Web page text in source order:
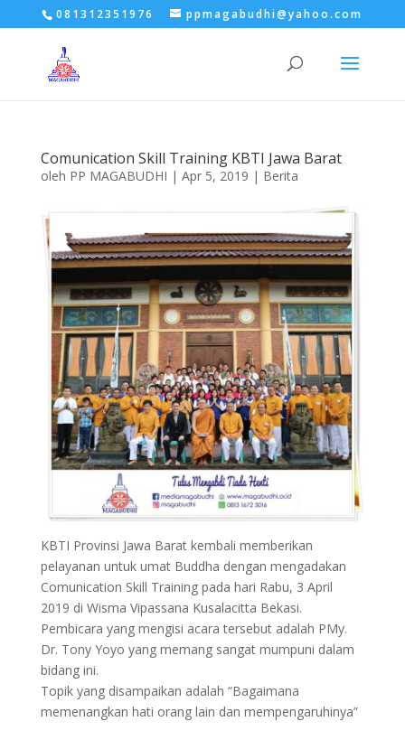
081312351976 ppmagabudhi@yahoo.com
Comunication Skill Training KBTI Jawa Barat
oleh PP MAGABUDHI | Apr 5, 2019 | Berita
KBTI Provinsi Jawa Barat kembali memberikan
pelayanan untuk umat Buddha dengan mengadakan
Comunication Skill Training pada hari Rabu, 3 April
2019 di Wisma Vipassana Kusalacitta Bekasi.
Pembicara yang mengisi acara tersebut adalah PMy.
Dr. Tony Yoyo yang memang sangat mumpuni dalam
bidang ini.
Topik yang disampaikan adalah “Bagaimana
memenangkan hati orang lain dan mempengaruhinya”